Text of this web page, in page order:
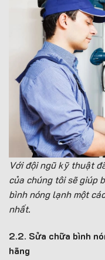
Với đội ngũ kỹ thuật
của chúng tôi sẽ giúp
bình nóng lạnh một
nhất.
2.2. Sửa chữa bình
hãng